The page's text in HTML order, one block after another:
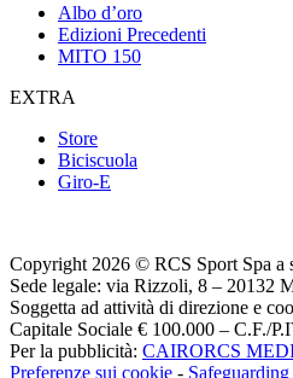
Albo d’oro
Edizioni Precedenti
MITO 150
EXTRA
Store
Biciscuola
Giro-E
Copyright 2026 © RCS Sport Spa a
Sede legale: via Rizzoli, 8 – 20132
Soggetta ad attività di direzione e
Capitale Sociale € 100.000 – C.F./
Per la pubblicità: CAIRORCS
Preferenze sui cookie - Safeguarding